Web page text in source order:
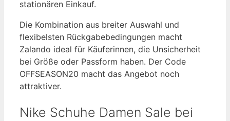
stationären Einkauf.
Die Kombination aus breiter Auswahl und
flexibelsten Rückgabebedingungen macht
Zalando ideal für Käuferinnen, die Unsicherheit
bei Größe oder Passform haben. Der Code
OFFSEASON20 macht das Angebot noch
attraktiver.
Nike Schuhe Damen Sale bei